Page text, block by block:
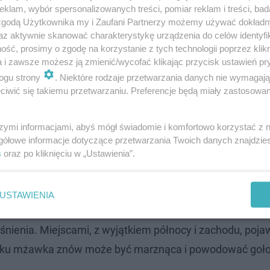
Wszystko pokryte lodem
na południu, wschodzie Kujaw oraz na Pomorzu
w Karpatach, jak i Sudetach, popada śnieg.
i w południowej połowie kraju mogą ograniczać
od 1°C na północnym wschodzie, przez około
na marznące mgły!
Zachmurzenie będzie duże, choć na obszarach
Miejscami, z wyjątkiem północy i zachodu,
mżawka znów może być marznąca i powodować
wybór spersonalizowanych treści, pomiar reklam i treści,
Użytkownika my i Zaufani Partnerzy możemy używać
aktywnie skanować charakterystykę urządzenia do celów
prosimy o zgodę na korzystanie z tych technologii poprzez
i zawsze możesz ją zmienić/wycofać klikając przycisk ustawień
strony
. Niektóre rodzaje przetwarzania danych nie
się takiemu przetwarzaniu. Preferencje będą miały
informacjami, abyś mógł świadomie i komfortowo korzystać z
informacje dotyczące przetwarzania Twoich danych
oraz po kliknięciu w „Ustawienia”.
USTAWIENIA